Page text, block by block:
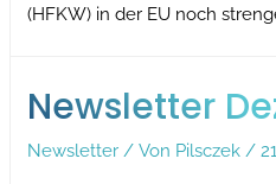
(HFKW) in der EU noch
Newsletter
Newsletter / Von Pilsczek /